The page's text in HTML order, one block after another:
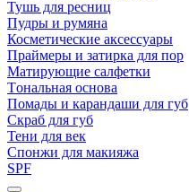
Тушь для ресниц
Пудры и румяна
Косметические аксессуары
Праймеры и затирка для пор
Матирующие салфетки
Tональная основа
Помады и карандаши для губ
Скраб для губ
Тени для век
Спонжи для макияжа
SPF